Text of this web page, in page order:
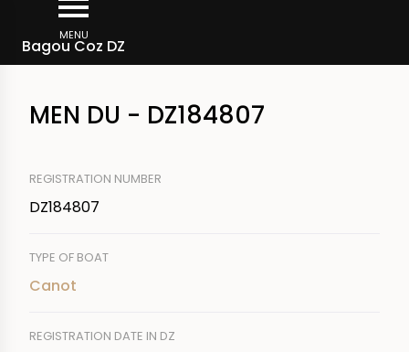
main
MENU
Bagou Coz DZ
Breadcrumb
MEN DU - DZ184807
REGISTRATION NUMBER
DZ184807
TYPE OF BOAT
Canot
REGISTRATION DATE IN DZ